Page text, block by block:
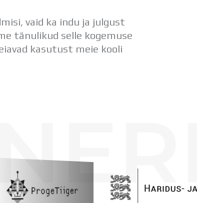
vaid ka indu ja julgust
tänulikud selle kogemuse
kasutust meie kooli